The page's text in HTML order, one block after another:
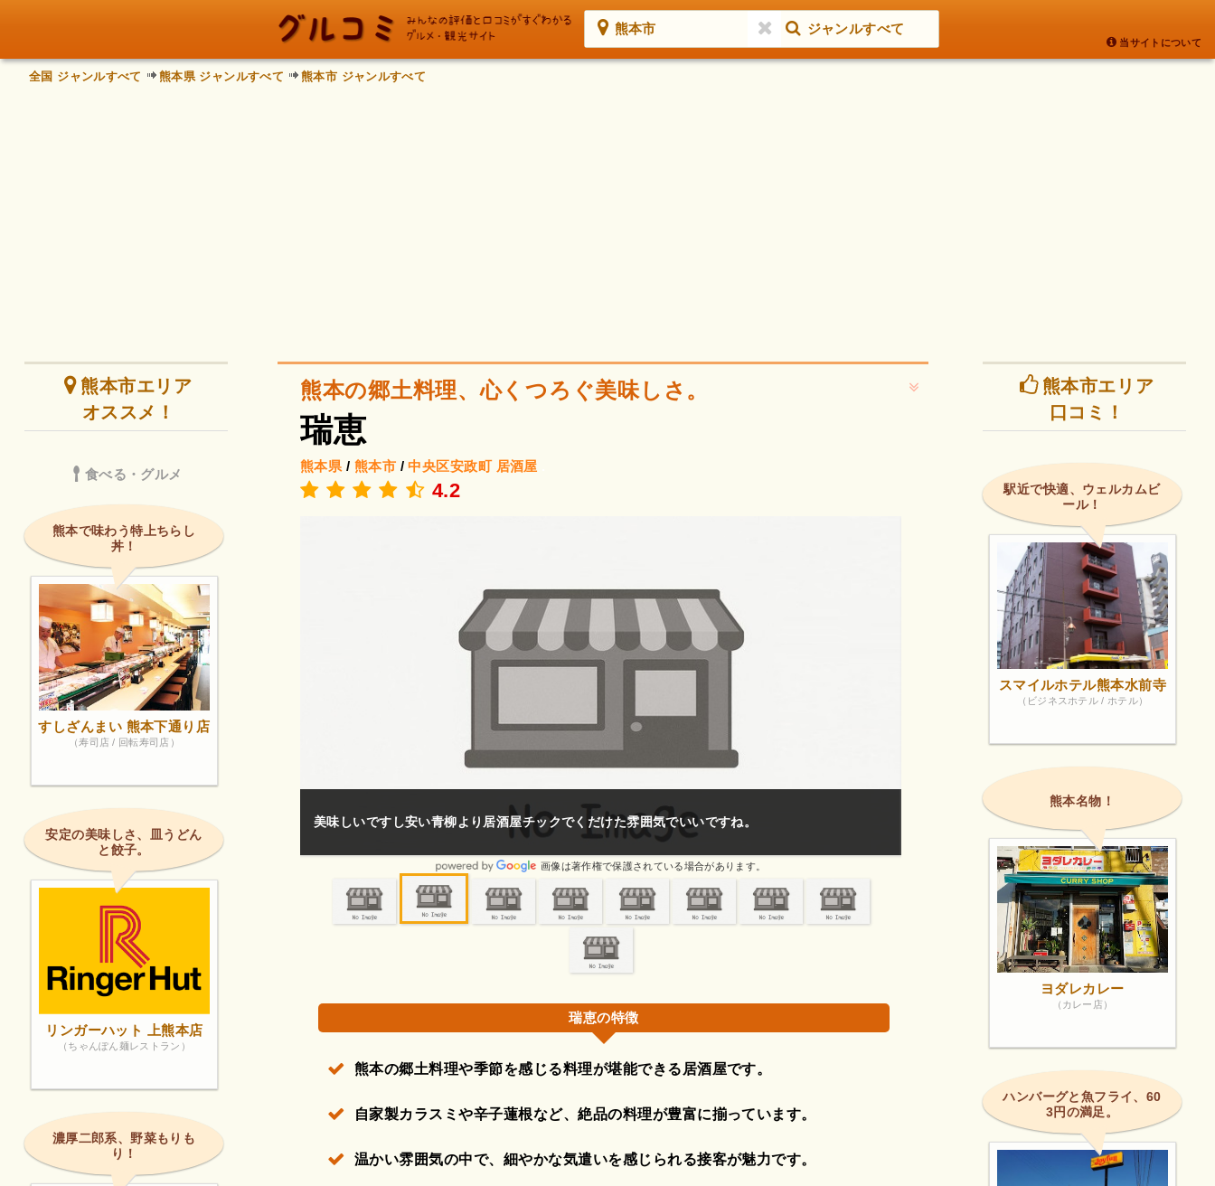
熊本市 ジャンルすべて
当サイトについて
全国 ジャンルすべて 熊本県 ジャンルすべて 熊本市 ジャンルすべて
熊本の郷土料理、心くつろぐ美味しさ。
瑞恵
熊本県 / 熊本市 /中央区安政町 居酒屋
4.2
た雰囲気でいいですね。
保護されている場合があります。
宴会で利用、料理は懐石で美味しいかったです。
画像は著作権で保護されている場合があります。
大人数でも、少人数でも入れるやや高級な飲食店。
画像は著作権
瑞恵の特徴
熊本の郷土料理や季節を感じる料理が堪能できる居酒屋です。
自家製カラスミや辛子蓮根など、絶品の料理が豊富に揃っています。
温かい雰囲気の中で、細やかな気遣いを感じられる接客が魅力です。
熊本市エリア
オススメ！
食べる・グルメ
熊本で味わう特上ちらし
丼！
すしざんまい 熊本下通り店
（寿司店 / 回転寿司店）
安定の美味しさ、皿うどん
と餃子。
リンガーハット 上熊本店
（ちゃんぽん麺レストラン）
濃厚二郎系、野菜もりも
り！
熊本市エリア
口コミ！
駅近で快適、ウェルカムビ
ール！
スマイルホテル熊本水前寺
（ビジネスホテル / ホテル）
熊本名物！
ヨダレカレー
（カレー店）
ハンバーグと魚フライ、60
3円の満足。